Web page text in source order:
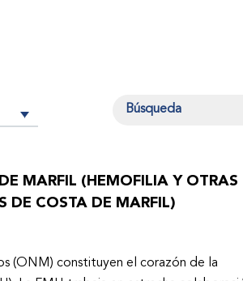
(FMH) y su
salvo su vida.
MARFIL (HEMOFILIA Y OTRAS
DE COSTA DE MARFIL)
(ONM) constituyen el corazón de la